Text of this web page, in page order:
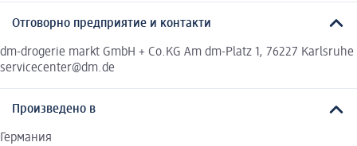
Отговорно предприятие и контакти
dm-drogerie markt GmbH + Co.KG Am dm-Platz 1, 76227 Karlsruhe
servicecenter@dm.de
Произведено в
Германия